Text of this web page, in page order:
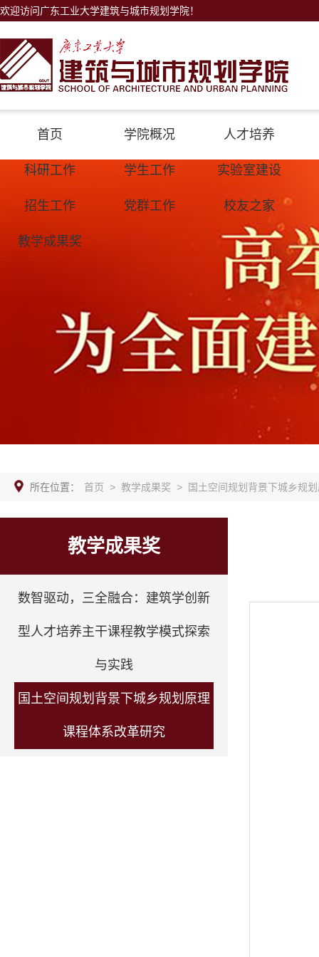
欢迎访问广东工业大学建筑与城市规划学院！
首页 学院概况 人才培养
科研工作 学生工作 实验室建设
招生工作 党群工作 校友之家
教学成果奖
所在位置： 首页 > 教学成果奖 > 国土空间规划背景下城乡规
教学成果奖
数智驱动，三全融合：建筑学创新
型人才培养主干课程教学模式探索
与实践
国土空间规划背景下城乡规划原理
课程体系改革研究